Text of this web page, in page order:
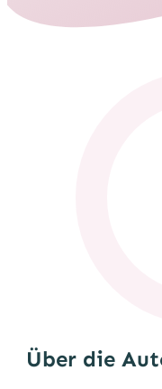
Über die